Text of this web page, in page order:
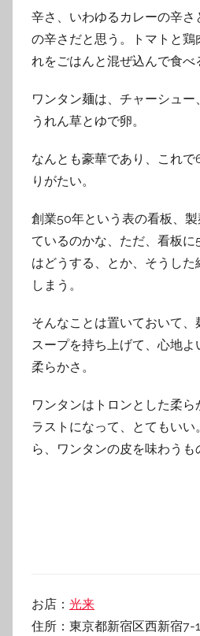
辛さ、いわゆるカレーの辛
の辛さだと思う。トマトと鶏
れをごはんと混ぜ込んで食べ
ワンタン麺は、チャーシュ
うれん草とゆで卵。
なんとも豪華であり、これ
りがたい。
創業50年という表の看板、
ているのかな、ただ、看板
はどうする、とか、そうし
しまう。
そんなことは置いておいて、
スープを持ち上げて、心地
柔らかさ。
ワンタンはトロンとした柔ら
ラストになって、とてもい
ら、ワンタンの皮を味わうも
お店： 光来
住所：東京都新宿区西新宿7-